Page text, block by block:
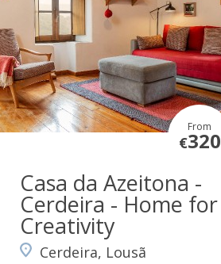
From
€320
Casa da Azeitona -
Cerdeira - Home for
Creativity
Cerdeira, Lousã